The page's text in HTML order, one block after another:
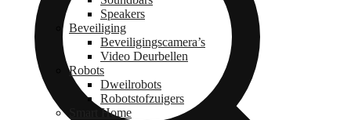
Speakers
Beveiliging
Beveiligingscamera’s
Video Deurbellen
Robots
Dweilrobots
Robotstofzuigers
Smart Home